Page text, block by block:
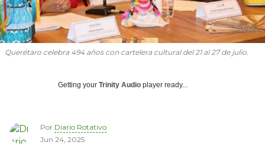
Querétaro celebra 494 años con cartelera cultural del 21 al 27 de julio.
Getting your Trinity Audio player ready...
Por Diario Rotativo
Jun 24, 2025